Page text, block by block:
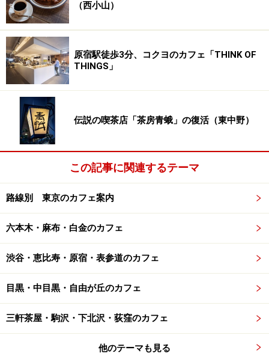
（西小山）
原宿駅徒歩3分、コクヨのカフェ「THINK OF
THINGS」
伝説の喫茶店「茶房青蛾」の復活（東中野）
この記事に関連するテーマ
路線別 東京のカフェ案内
六本木・麻布・白金のカフェ
渋谷・恵比寿・原宿・表参道のカフェ
目黒・中目黒・自由が丘のカフェ
三軒茶屋・駒沢・下北沢・荻窪のカフェ
他のテーマも見る